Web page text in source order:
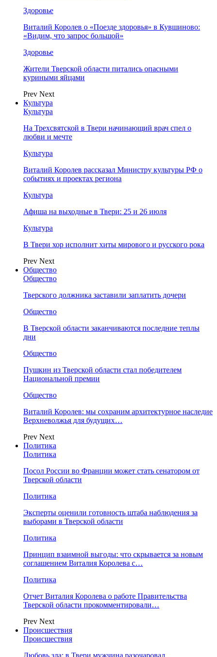
Здоровье
Виталий Королев о «Поезде здоровья» в Кувшиново:
«Видим, что запрос большой»
Здоровье
Жители Тверской области питались опасными
куриными яйцами
Prev Next
Культура
Культура
На Трехсвятской в Твери начинающий врач спел о
любви и мечте
Культура
Виталий Королев рассказал Министру культуры РФ о
событиях и проектах региона
Культура
Афиша на выходные в Твери: 25 и 26 июля
Культура
В Твери хор исполнит хиты мирового и русского рока
Prev Next
Общество
Общество
Тверского должника заставили заплатить дочери
Общество
В Тверской области заканчиваются последние теплы
дни
Общество
Пушкин из Тверской области стал победителем
Национальной премии
Общество
Виталий Королев: мы сохраним архитектурное наследие
Верхневолжья для будущих…
Prev Next
Политика
Политика
Посол России во Франции может стать сенатором от
Тверской области
Политика
Эксперты оценили готовность штаба наблюдения за
выборами в Тверской области
Политика
Принцип взаимной выгоды: что скрывается за новым
соглашением Виталия Королева с…
Политика
Отчет Виталия Королева о работе Правительства
Тверской области прокомментировали…
Prev Next
Происшествия
Происшествия
Любовь зла: в Твери мужчина разочаровал